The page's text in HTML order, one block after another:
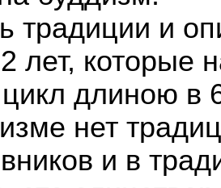
традиции и
лет, которые
длиною в
нет
и в